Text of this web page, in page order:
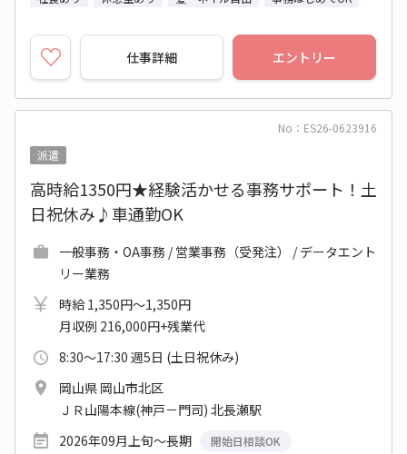
仕事詳細 エントリー
No：ES26-0623916
派遣
高時給1350円★経験活かせる事務サポート！土
日祝休み♪車通勤OK
一般事務・OA事務 / 営業事務（受発注） / データエント
リー業務
時給 1,350円～1,350円
月収例 216,000円+残業代
8:30～17:30 週5日 (土日祝休み)
岡山県 岡山市北区
ＪＲ山陽本線(神戸－門司) 北長瀬駅
2026年09月上旬～長期
開始日相談OK